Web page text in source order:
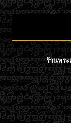
ร้านพระ